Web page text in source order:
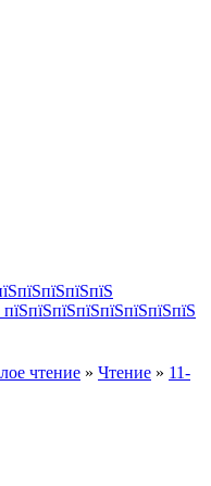
чтение » Чтение » 11-